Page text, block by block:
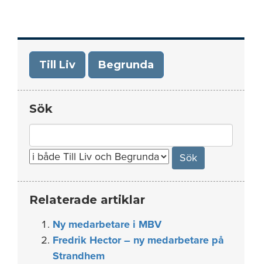
Till Liv Begrunda
Sök
for:
Relaterade artiklar
Ny medarbetare i MBV
Fredrik Hector – ny medarbetare på
Strandhem